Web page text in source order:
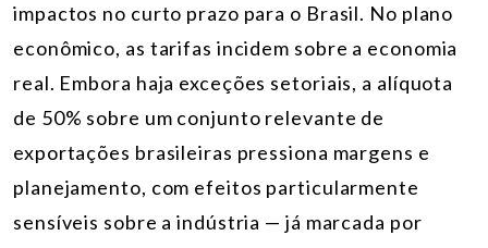
impactos no curto prazo para o Brasil. No plano
econômico, as tarifas incidem sobre a economia
real. Embora haja exceções setoriais, a alíquota
de 50% sobre um conjunto relevante de
exportações brasileiras pressiona margens e
planejamento, com efeitos particularmente
sensíveis sobre a indústria — já marcada por